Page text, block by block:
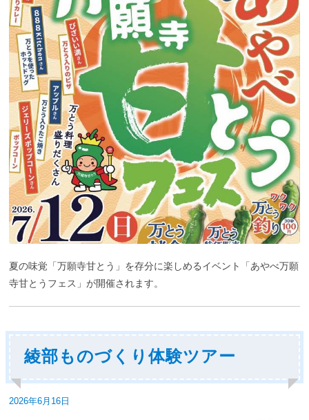
夏の味覚「万願寺甘とう」を存分に楽しめるイベント「あやべ万願
寺甘とうフェス」が開催されます。
綾部ものづくり体験ツアー
投
2026年6月16日